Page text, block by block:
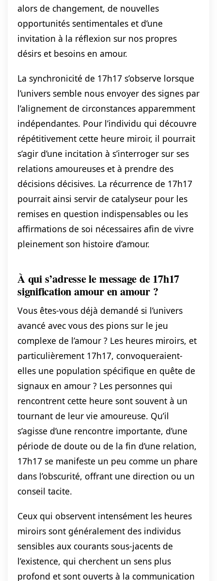
alors de changement, de nouvelles
opportunités sentimentales et d’une
invitation à la réflexion sur nos propres
désirs et besoins en amour.
La synchronicité de 17h17 s’observe lorsque
l’univers semble nous envoyer des signes par
l’alignement de circonstances apparemment
indépendantes. Pour l’individu qui découvre
répétitivement cette heure miroir, il pourrait
s’agir d’une incitation à s’interroger sur ses
relations amoureuses et à prendre des
décisions décisives. La récurrence de 17h17
pourrait ainsi servir de catalyseur pour les
remises en question indispensables ou les
affirmations de soi nécessaires afin de vivre
pleinement son histoire d’amour.
À qui s’adresse le message de 17h17
signification amour en amour ?
Vous êtes-vous déjà demandé si l’univers
avancé avec vous des pions sur le jeu
complexe de l’amour ? Les heures miroirs, et
particulièrement 17h17, convoqueraient-
elles une population spécifique en quête de
signaux en amour ? Les personnes qui
rencontrent cette heure sont souvent à un
tournant de leur vie amoureuse. Qu’il
s’agisse d’une rencontre importante, d’une
période de doute ou de la fin d’une relation,
17h17 se manifeste un peu comme un phare
dans l’obscurité, offrant une direction ou un
conseil tacite.
Ceux qui observent intensément les heures
miroirs sont généralement des individus
sensibles aux courants sous-jacents de
l’existence, qui cherchent un sens plus
profond et sont ouverts à la communication